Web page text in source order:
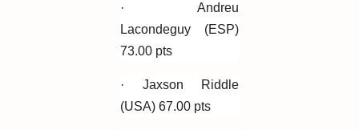
· Andreu
Lacondeguy (ESP)
73.00 pts
· Jaxson Riddle
(USA) 67.00 pts